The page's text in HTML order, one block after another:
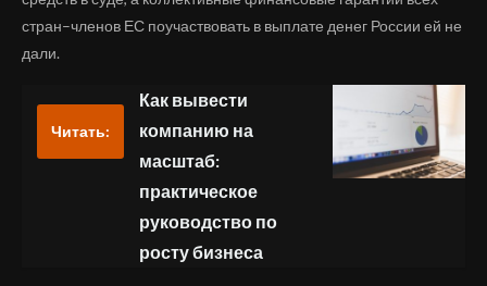
стран–членов ЕС поучаствовать в выплате денег России ей не
дали.
Читать:
Как вывести
компанию на
масштаб:
практическое
руководство по
росту бизнеса